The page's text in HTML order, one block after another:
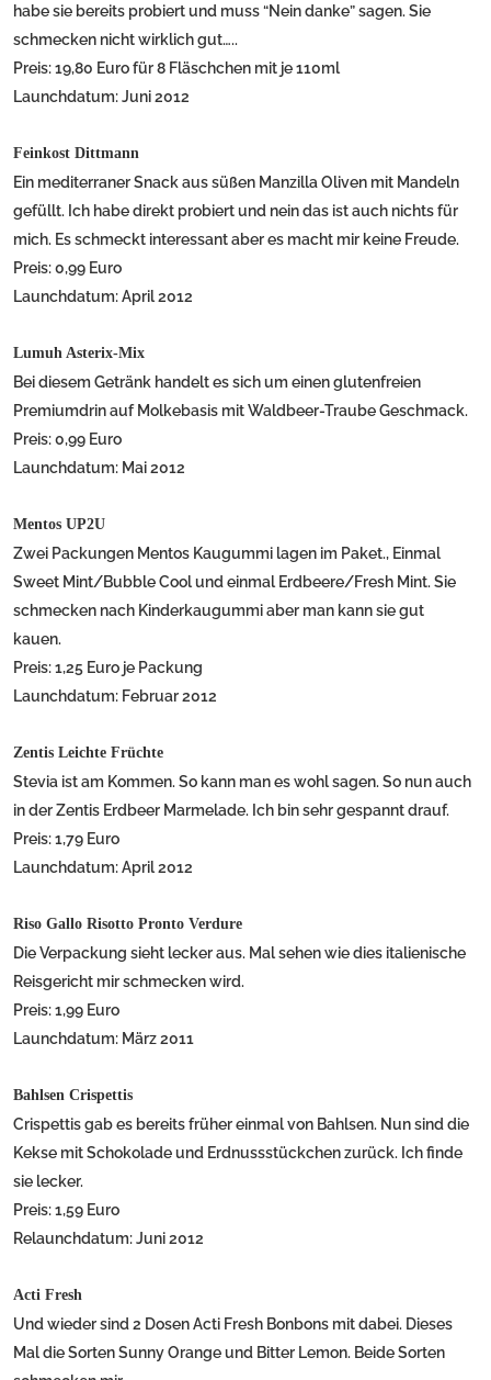
habe sie bereits probiert und muss “Nein danke” sagen. Sie
schmecken nicht wirklich gut…..
Preis: 19,80 Euro für 8 Fläschchen mit je 110ml
Launchdatum: Juni 2012
Feinkost Dittmann
Ein mediterraner Snack aus süßen Manzilla Oliven mit Mandeln
gefüllt. Ich habe direkt probiert und nein das ist auch nichts für
mich. Es schmeckt interessant aber es macht mir keine Freude.
Preis: 0,99 Euro
Launchdatum: April 2012
Lumuh Asterix-Mix
Bei diesem Getränk handelt es sich um einen glutenfreien
Premiumdrin auf Molkebasis mit Waldbeer-Traube Geschmack.
Preis: 0,99 Euro
Launchdatum: Mai 2012
Mentos UP2U
Zwei Packungen Mentos Kaugummi lagen im Paket., Einmal
Sweet Mint/Bubble Cool und einmal Erdbeere/Fresh Mint. Sie
schmecken nach Kinderkaugummi aber man kann sie gut
kauen.
Preis: 1,25 Euro je Packung
Launchdatum: Februar 2012
Zentis Leichte Früchte
Stevia ist am Kommen. So kann man es wohl sagen. So nun auch
in der Zentis Erdbeer Marmelade. Ich bin sehr gespannt drauf.
Preis: 1,79 Euro
Launchdatum: April 2012
Riso Gallo Risotto Pronto Verdure
Die Verpackung sieht lecker aus. Mal sehen wie dies italienische
Reisgericht mir schmecken wird.
Preis: 1,99 Euro
Launchdatum: März 2011
Bahlsen Crispettis
Crispettis gab es bereits früher einmal von Bahlsen. Nun sind die
Kekse mit Schokolade und Erdnussstückchen zurück. Ich finde
sie lecker.
Preis: 1,59 Euro
Relaunchdatum: Juni 2012
Acti Fresh
Und wieder sind 2 Dosen Acti Fresh Bonbons mit dabei. Dieses
Mal die Sorten Sunny Orange und Bitter Lemon. Beide Sorten